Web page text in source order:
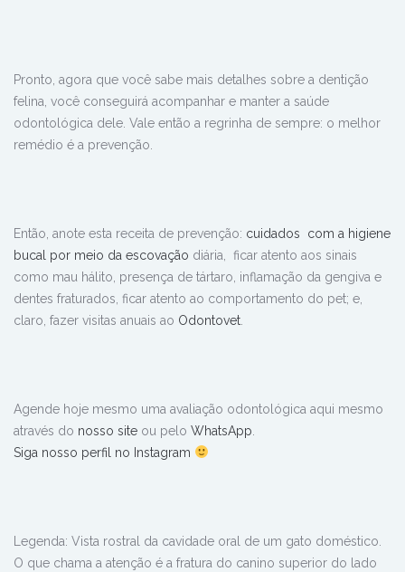
Pronto, agora que você sabe mais detalhes sobre a dentição
felina, você conseguirá acompanhar e manter a saúde
odontológica dele. Vale então a regrinha de sempre: o melhor
remédio é a prevenção.
Então, anote esta receita de prevenção: cuidados com a higiene
bucal por meio da escovação diária, ficar atento aos sinais
como mau hálito, presença de tártaro, inflamação da gengiva e
dentes fraturados, ficar atento ao comportamento do pet; e,
claro, fazer visitas anuais ao Odontovet
Agende hoje mesmo uma avaliação odontológica aqui mesmo
através do nosso site ou pelo WhatsApp
Siga nosso perfil no Instagram
Legenda: Vista rostral da cavidade oral de um gato doméstico.
O que chama a atenção é a fratura do canino superior do lado